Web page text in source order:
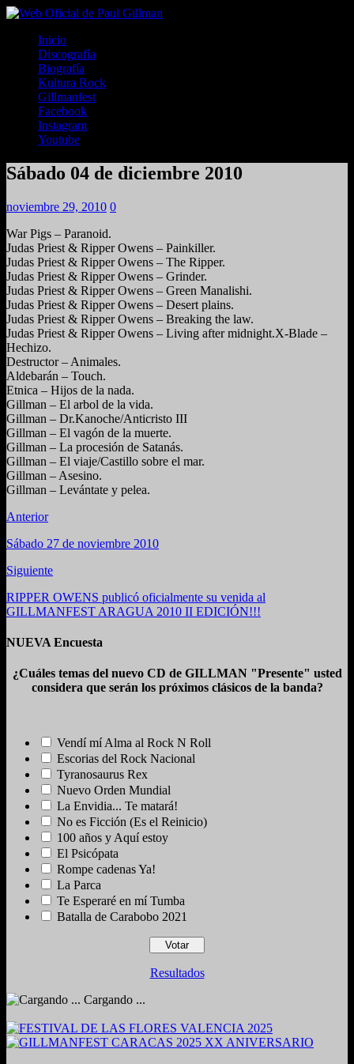
Inicio
Discografía
Biografía
Kultura Rock
Gillmanfest
Facebook
Instagram
Youtube
Sábado 04 de diciembre 2010
noviembre 29, 2010 0
War Pigs – Paranoid.
Judas Priest & Ripper Owens – Painkiller.
Judas Priest & Ripper Owens – The Ripper.
Judas Priest & Ripper Owens – Grinder.
Judas Priest & Ripper Owens – Green Manalishi.
Judas Priest & Ripper Owens – Desert plains.
Judas Priest & Ripper Owens – Breaking the law.
Judas Priest & Ripper Owens – Living after midnight.X-Blade –
Hechizo.
Destructor – Animales.
Aldebarán – Touch.
Etnica – Hijos de la nada.
Gillman – El arbol de la vida.
Gillman – Dr.Kanoche/Anticristo III
Gillman – El vagón de la muerte.
Gillman – La procesión de Satanás.
Gillman – El viaje/Castillo sobre el mar.
Gillman – Asesino.
Gillman – Levántate y pelea.
Anterior
Sábado 27 de noviembre 2010
Siguiente
RIPPER OWENS publicó oficialmente su venida al
GILLMANFEST ARAGUA 2010 II EDICIÓN!!!
NUEVA Encuesta
¿Cuáles temas del nuevo CD de GILLMAN "Presente" usted
considera que serán los próximos clásicos de la banda?
Vendí mí Alma al Rock N Roll
Escorias del Rock Nacional
Tyranosaurus Rex
Nuevo Orden Mundial
La Envidia... Te matará!
No es Ficción (Es el Reinicio)
100 años y Aquí estoy
El Psicópata
Rompe cadenas Ya!
La Parca
Te Esperaré en mí Tumba
Batalla de Carabobo 2021
Resultados
Cargando ...